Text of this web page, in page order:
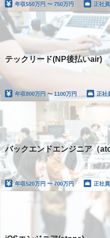
年収550万円 〜 750万円 正社員
テックリード(NP後払いair)
年収800万円 〜 1100万円 正社
バックエンドエンジニア（
年収520万円 〜 700万円 正社員